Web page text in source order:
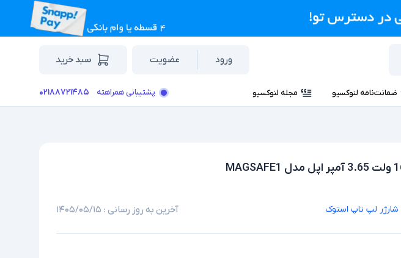
ورود عضویت سبد خرید
ضمانت‌نامه لنوکسیو مجله لنوکسیو پشتیبانی همراهته ۰۲۱۸۸۷۲۱۴۸۵
شارژر لپ تاپ استوک آخرین به روز رسانی : ۱۴۰۵/۰۵/۱۵